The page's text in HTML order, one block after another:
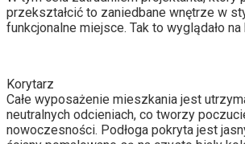
przekształcić to zaniedbane wnętrze w
funkcjonalne miejsce. Tak to wyglądało na
Korytarz
Całe wyposażenie mieszkania jest
neutralnych odcieniach, co tworzy
nowoczesności. Podłoga pokryta jest